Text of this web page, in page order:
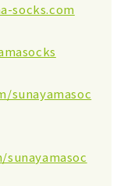
socks.com
sunayamasoc